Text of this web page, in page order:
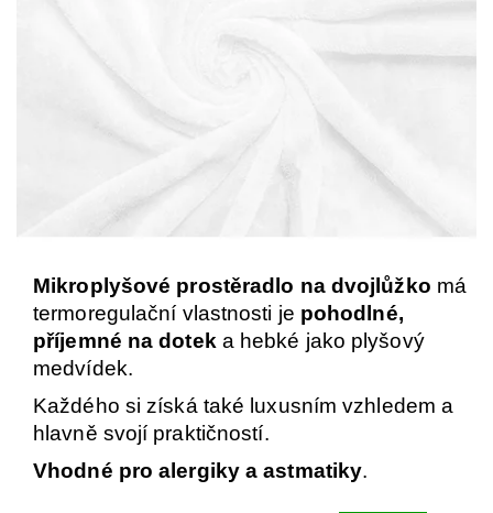
Mikroplyšové prostěradlo na dvojlůžko má
termoregulační vlastnosti je pohodlné,
příjemné na doteka hebké jako plyšový
medvídek.
Každého si získá také luxusním vzhledem a
hlavně svojí praktičností.
Vhodné pro alergiky a astmatiky.